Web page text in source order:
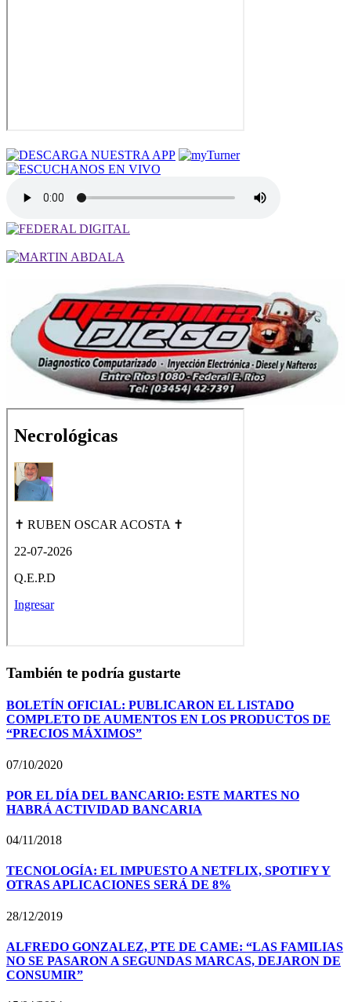
También te podría gustarte
BOLETÍN OFICIAL: PUBLICARON EL LISTADO
COMPLETO DE AUMENTOS EN LOS PRODUCTOS DE
“PRECIOS MÁXIMOS”
07/10/2020
POR EL DÍA DEL BANCARIO: ESTE MARTES NO
HABRÁ ACTIVIDAD BANCARIA
04/11/2018
TECNOLOGÍA: EL IMPUESTO A NETFLIX, SPOTIFY Y
OTRAS APLICACIONES SERÁ DE 8%
28/12/2019
ALFREDO GONZALEZ, PTE DE CAME: “LAS FAMILIAS
NO SE PASARON A SEGUNDAS MARCAS, DEJARON DE
CONSUMIR”